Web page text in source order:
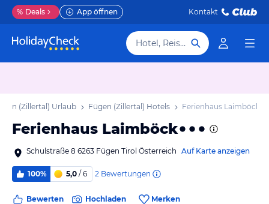
% Deals App öffnen Kontakt
Hotel, Reiseziel
(Zillertal) Urlaub Fügen (Zillertal) Hotels Ferienhaus Laimböck
Ferienhaus Laimböck
Schulstraße 8 6263 Fügen Tirol Österreich Auf Karte anzeigen
100% 5,0 / 6 2 Bewertungen
Bewerten Hochladen Merken